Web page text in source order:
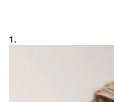
1.